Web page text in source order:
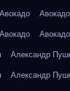
Авокадо Авокадо
Авокадо Авокадо
Александр
Александр